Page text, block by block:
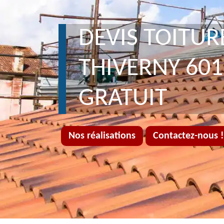
Nos réalisations Contactez-nous !
DEVIS
THIVERNY
GRATUIT